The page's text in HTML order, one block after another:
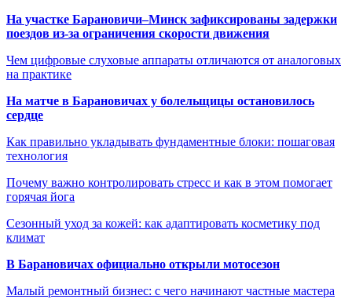
На участке Барановичи–Минск зафиксированы задержки
поездов из-за ограничения скорости движения
Чем цифровые слуховые аппараты отличаются от аналоговых
на практике
На матче в Барановичах у болельщицы остановилось
сердце
Как правильно укладывать фундаментные блоки: пошаговая
технология
Почему важно контролировать стресс и как в этом помогает
горячая йога
Сезонный уход за кожей: как адаптировать косметику под
климат
В Барановичах официально открыли мотосезон
Малый ремонтный бизнес: с чего начинают частные мастера